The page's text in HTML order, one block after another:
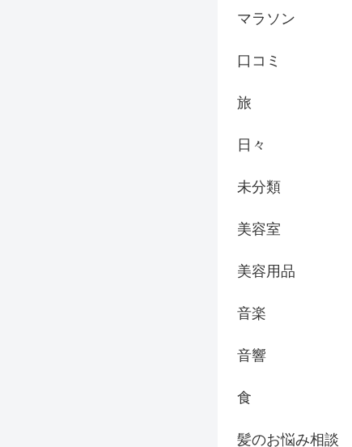
マラソン
口コミ
旅
日々
未分類
美容室
美容用品
音楽
音響
食
髪のお悩み相談